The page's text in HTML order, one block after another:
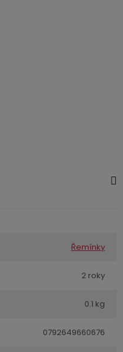
Řemínky
2 roky
0.1 kg
0792649660676